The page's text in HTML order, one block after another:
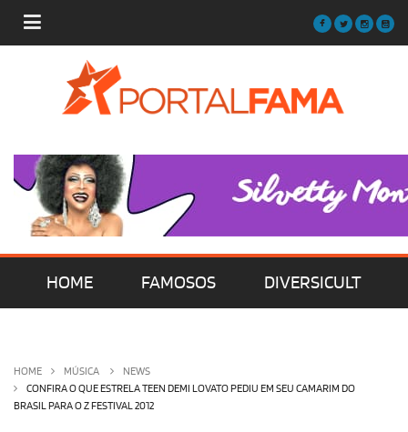
HOME FAMOSOS DIVERSICULT
HOME MÚSICA
NEWS
CONFIRA O QUE ESTRELA TEEN DEMI LOVATO PEDIU EM SEU CAMARIM DO
BRASIL PARA O Z FESTIVAL 2012